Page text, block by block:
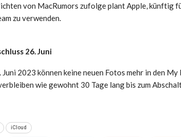
von MacRumors zufolge plant Apple, künftig
zu verwenden.
26. Juni
Juni 2023 können keine neuen Fotos mehr in den
wie gewohnt 30 Tage lang bis zum
iCloud